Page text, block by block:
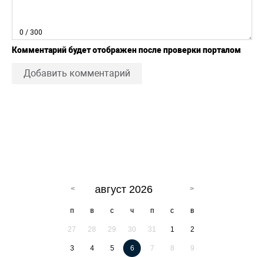
0 / 300
Комментарий будет отображен после проверки порталом
Добавить комментарий
август 2026
п в с ч п с в
27 28 29 30 31 1 2
3 4 5 6 7 8 9